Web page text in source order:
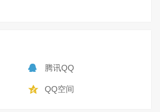
腾讯QQ
QQ空间